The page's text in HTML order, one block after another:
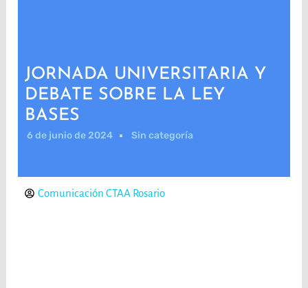
JORNADA UNIVERSITARIA Y
DEBATE SOBRE LA LEY
BASES
6 de junio de 2024 Sin categoría
Comunicación CTAA Rosario